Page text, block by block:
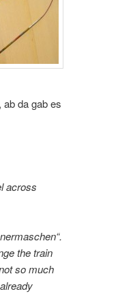
da gab es
across
the train
so much